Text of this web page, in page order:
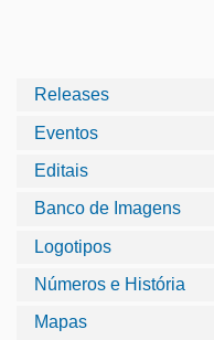
Releases
Eventos
Editais
Banco de Imagens
Logotipos
Números e História
Mapas